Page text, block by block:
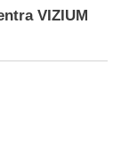
VIZIUM